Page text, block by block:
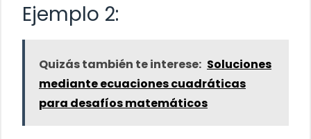
Ejemplo 2:
Quizás también te interese: Soluciones
mediante ecuaciones cuadráticas
para desafíos matemáticos